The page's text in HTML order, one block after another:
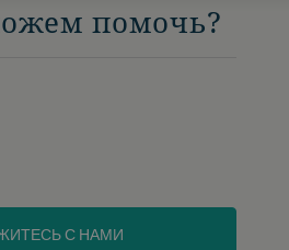
помочь?
С НАМИ